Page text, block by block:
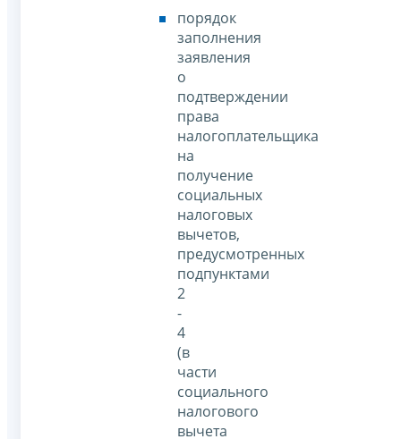
порядок
заполнения
заявления
о
подтверждении
права
налогоплательщика
на
получение
социальных
налоговых
вычетов,
предусмотренных
подпунктами
2
-
4
(в
части
социального
налогового
вычета